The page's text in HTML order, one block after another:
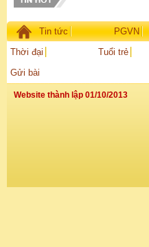
Tin tức PGVN
Thời đại
Tuổi trẻ
Gửi bài
Website thành lập 01/10/2013